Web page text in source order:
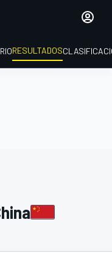
RESULTADOS